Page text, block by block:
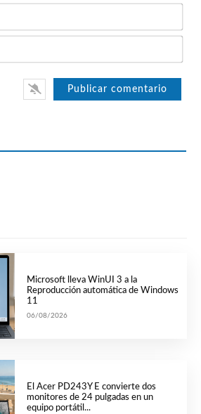
Microsoft lleva WinUI 3 a la
Reproducción automática de Windows
11
06/08/2026
El Acer PD243Y E convierte dos
monitores de 24 pulgadas en un
equipo portátil...